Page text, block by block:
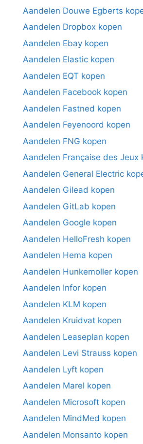
Aandelen Douwe Egberts
Aandelen Dropbox kopen
Aandelen Ebay kopen
Aandelen Elastic kopen
Aandelen EQT kopen
Aandelen Facebook kopen
Aandelen Fastned kopen
Aandelen Feyenoord kopen
Aandelen FNG kopen
Aandelen Française des Jeux
Aandelen General Electric
Aandelen Gilead kopen
Aandelen GitLab kopen
Aandelen Google kopen
Aandelen HelloFresh kopen
Aandelen Hema kopen
Aandelen Hunkemoller kopen
Aandelen Infor kopen
Aandelen KLM kopen
Aandelen Kruidvat kopen
Aandelen Leaseplan kopen
Aandelen Levi Strauss kopen
Aandelen Lyft kopen
Aandelen Marel kopen
Aandelen Microsoft kopen
Aandelen MindMed kopen
Aandelen Monsanto kopen